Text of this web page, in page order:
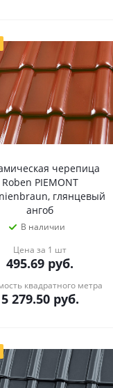
черепица
Roben PIEMONT
глянцевый
ангоб
В наличии
Цена за 1 шт
495.69 руб.
квадратного метра
5 279.50руб.